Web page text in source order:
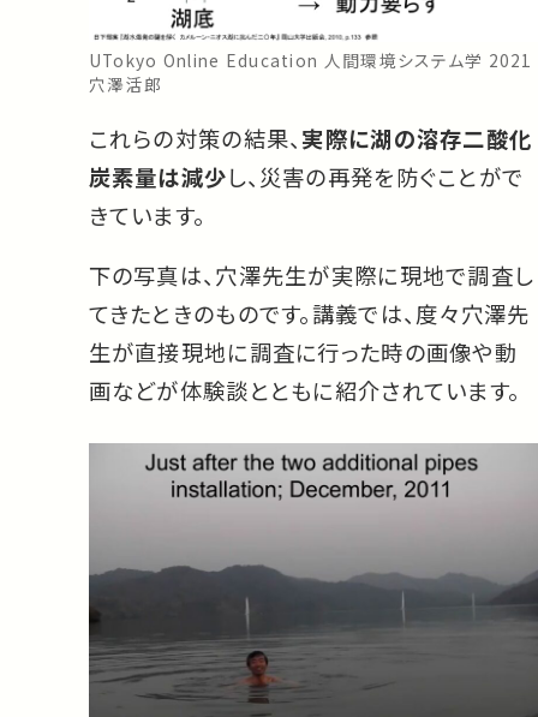
UTokyo Online Education 人間環境システム学 2021
穴澤活郎
これらの対策の結果、 実際に湖の溶存二酸化
炭素量は減少し、災害の再発を防ぐことがで
きています。
下の写真は、穴澤先生が実際に現地で調査し
てきたときのものです。講義では、度々穴澤先
生が直接現地に調査に行った時の画像や動
画などが体験談とともに紹介されています。